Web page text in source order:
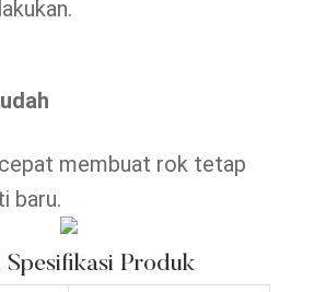
membuat rok tetap
baru.
Spesifikasi Produk